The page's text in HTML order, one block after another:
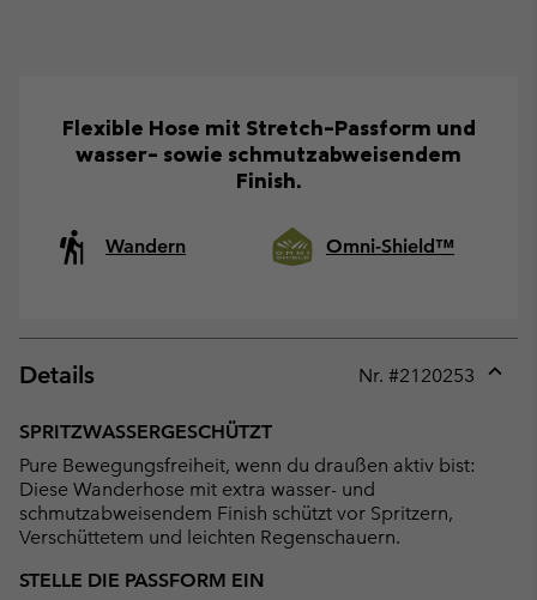
Flexible Hose mit Stretch-Passform und
wasser- sowie schmutzabweisendem
Finish.
Wandern Omni-Shield™
Details Nr. #2120253
SPRITZWASSERGESCHÜTZT
Pure Bewegungsfreiheit, wenn du draußen aktiv bist:
Diese Wanderhose mit extra wasser- und
schmutzabweisendem Finish schützt vor Spritzern,
Verschüttetem und leichten Regenschauern.
STELLE DIE PASSFORM EIN